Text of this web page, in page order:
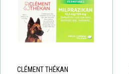
CLÉMENT THÉKAN